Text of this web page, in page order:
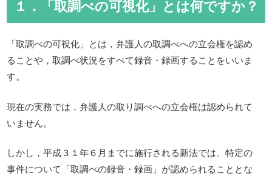
１．「取調べの可視化」とは何ですか？
「取調べの可視化」とは，弁護人の取調べへの立会権を認め
ることや，取調べ状況をすべて録音・録画することをいいま
す。
現在の実務では，弁護人の取り調べへの立会権は認められて
いません。
しかし，平成３１年６月までに施行される新法では、特定の
事件について「取調べの録音・録画」が認められることとな